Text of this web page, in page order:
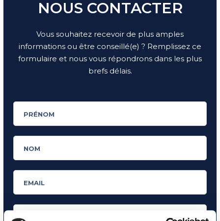
NOUS CONTACTER
Vous souhaitez recevoir de plus amples
informations ou être conseillé(e) ? Remplissez ce
formulaire et nous vous répondrons dans les plus
brefs délais.